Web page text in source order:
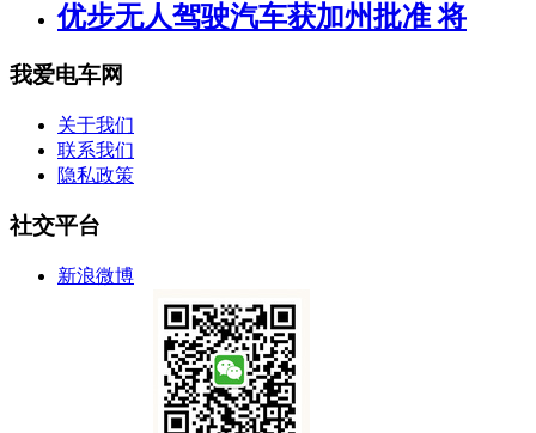
优步无人驾驶汽车获加州批准 将
我爱电车网
关于我们
联系我们
隐私政策
社交平台
新浪微博